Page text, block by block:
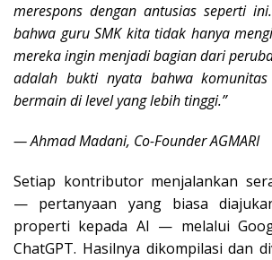
merespons dengan antusias seperti
bahwa guru SMK kita tidak hanya
mereka ingin menjadi bagian dari
adalah bukti nyata bahwa
bermain di level yang lebih tinggi.”
— Ahmad Madani, Co-Founder AGMARI
Setiap kontributor menjalankan
— pertanyaan yang biasa
properti kepada AI — melalui
ChatGPT. Hasilnya dikompilasi dan